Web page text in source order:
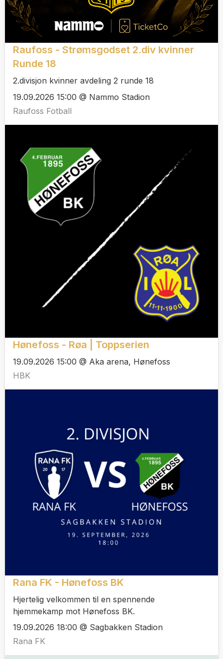
Raufoss - Strømsgodset 2.div kvinner
Runde 18
2.divisjon kvinner avdeling 2 runde 18
19.09.2026 15:00 @ Nammo Stadion
Raufoss Fotball
Hønefoss - Røa | Toppserien
19.09.2026 15:00 @ Aka arena, Hønefoss
HBK
Rana FK - Hønefoss BK
Hjertelig velkommen til en spennende
hjemmekamp mot Hønefoss BK.
19.09.2026 18:00 @ Sagbakken Stadion
Rana FK